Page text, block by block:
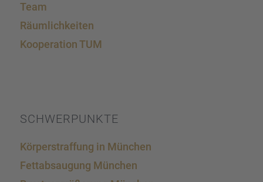
Team
Räumlich­kei­ten
Koope­ra­tion TUM
SCHWER­PUNKTE
Körper­straf­fung in München
Fettab­sau­gung München